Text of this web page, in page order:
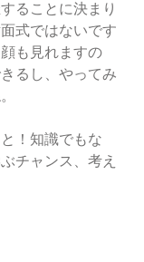
ることに決まり
式ではないです
も見れますの
るし、やってみ
！知識でもな
チャンス、考え